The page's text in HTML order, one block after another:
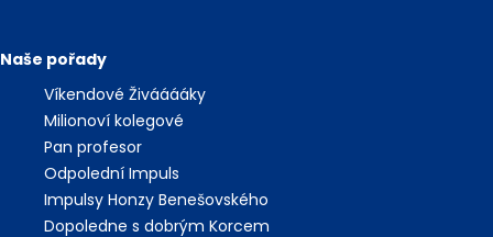
Naše pořady
Víkendové Živááááky
Milionoví kolegové
Pan profesor
Odpolední Impuls
Impulsy Honzy Benešovského
Dopoledne s dobrým Korcem